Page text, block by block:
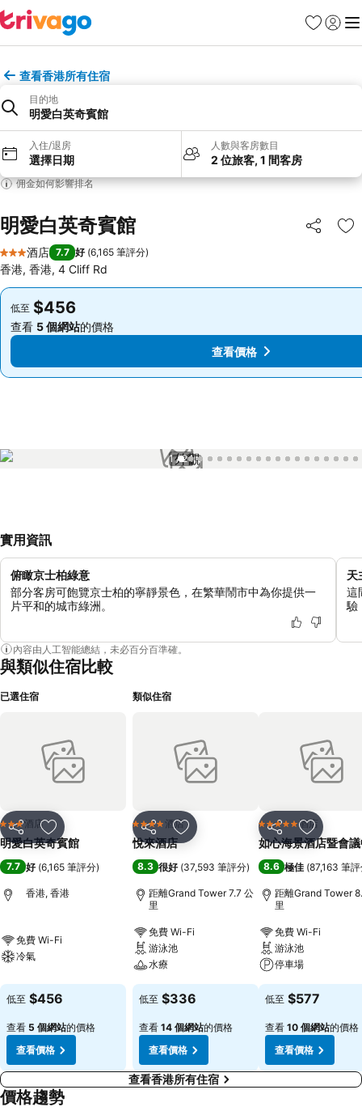
收藏夾
登入 選
查看香港所有住宿
目的地
明愛白英奇賓館
入住/退房
選擇日期
人數與客房數目
2 位旅客, 1 間客房
佣金如何影響排名
明愛白英奇賓館 分享
放
3 星級
酒店 7.7 好 (6,165 筆評分)
香港, 香港, 4 Cliff Rd
低至 $456
查看 5 個網站的價格
低至 $456
查看 5 個網站的價格
查看價格
1 / 24
實用資訊
俯瞰京士柏綠意
部分客房可飽覽京士柏的寧靜景色，在繁華鬧市中為你提供一
片平和的城市綠洲。
天
這
驗
內容由人工智能總結，未必百分百準確。
與類似住宿比較
已選住宿
分享 放到收藏夾
3 星級酒店
明愛白英奇賓館
7.7 好 (6,165 筆評分)
香港, 香港
免費 Wi-Fi
冷氣
低至 $456
查看 5 個網站的價格
查看價格
類似住宿
分享 放到收藏夾
4 星級 酒店
悅來酒店
8.3 很好 (37,593 筆評分)
距離Grand Tower 7.7 公
里
免費 Wi-Fi
游泳池
水療
低至 $336
查看 14 個網站的價格
查看價格
分享 放到收藏
5 星級 酒店
如心海景酒店暨會
8.6 極佳 (87,163 筆
距離Grand Tower
里
免費 Wi-Fi
游泳池
停車場
低至 $577
查看 10 個網站的價格
查看價格
查看香港所有住宿
價格趨勢